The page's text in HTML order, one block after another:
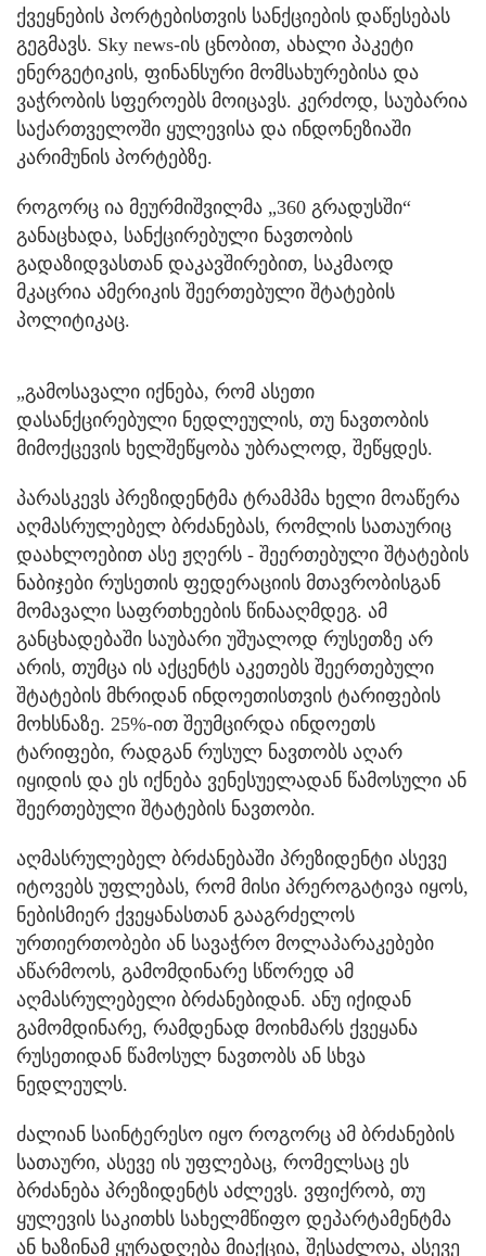
ქვეყნების პორტებისთვის სანქციების დაწესებას
გეგმავს. Sky news-ის ცნობით, ახალი პაკეტი
ენერგეტიკის, ფინანსური მომსახურებისა და
ვაჭრობის სფეროებს მოიცავს. კერძოდ, საუბარია
საქართველოში ყულევისა და ინდონეზიაში
კარიმუნის პორტებზე.
როგორც ია მეურმიშვილმა „360 გრადუსში“
განაცხადა, სანქცირებული ნავთობის
გადაზიდვასთან დაკავშირებით, საკმაოდ
მკაცრია ამერიკის შეერთებული შტატების
პოლიტიკაც.
„გამოსავალი იქნება, რომ ასეთი
დასანქცირებული ნედლეულის, თუ ნავთობის
მიმოქცევის ხელშეწყობა უბრალოდ, შეწყდეს.
პარასკევს პრეზიდენტმა ტრამპმა ხელი მოაწერა
აღმასრულებელ ბრძანებას, რომლის სათაურიც
დაახლოებით ასე ჟღერს - შეერთებული შტატების
ნაბიჯები რუსეთის ფედერაციის მთავრობისგან
მომავალი საფრთხეების წინააღმდეგ. ამ
განცხადებაში საუბარი უშუალოდ რუსეთზე არ
არის, თუმცა ის აქცენტს აკეთებს შეერთებული
შტატების მხრიდან ინდოეთისთვის ტარიფების
მოხსნაზე. 25%-ით შეუმცირდა ინდოეთს
ტარიფები, რადგან რუსულ ნავთობს აღარ
იყიდის და ეს იქნება ვენესუელადან წამოსული ან
შეერთებული შტატების ნავთობი.
აღმასრულებელ ბრძანებაში პრეზიდენტი ასევე
იტოვებს უფლებას, რომ მისი პრეროგატივა იყოს,
ნებისმიერ ქვეყანასთან გააგრძელოს
ურთიერთობები ან სავაჭრო მოლაპარაკებები
აწარმოოს, გამომდინარე სწორედ ამ
აღმასრულებელი ბრძანებიდან. ანუ იქიდან
გამომდინარე, რამდენად მოიხმარს ქვეყანა
რუსეთიდან წამოსულ ნავთობს ან სხვა
ნედლეულს.
ძალიან საინტერესო იყო როგორც ამ ბრძანების
სათაური, ასევე ის უფლებაც, რომელსაც ეს
ბრძანება პრეზიდენტს აძლევს. ვფიქრობ, თუ
ყულევის საკითხს სახელმწიფო დეპარტამენტმა
ან ხაზინამ ყურადღება მიაქცია, შესაძლოა, ასევე